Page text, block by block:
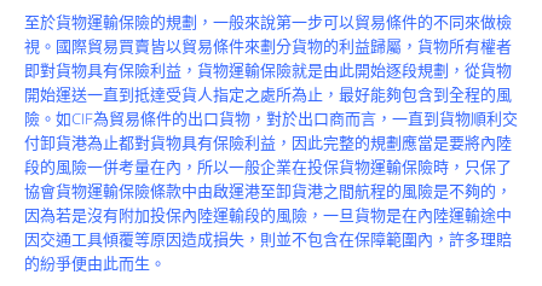
Service
火災保額
估算系統
商品簡介
Product
至於貨物運輸保險的規劃，一般來說第一步可以貿易條件的不同來做檢
視。國際貿易買賣皆以貿易條件來劃分貨物的利益歸屬，貨物所有權者
即對貨物具有保險利益，貨物運輸保險就是由此開始逐段規劃，從貨物
開始運送一直到抵達受貨人指定之處所為止，最好能夠包含到全程的風
險。如CIF為貿易條件的出口貨物，對於出口商而言，一直到貨物順利交
付卸貨港為止都對貨物具有保險利益，因此完整的規劃應當是要將內陸
段的風險一併考量在內，所以一般企業在投保貨物運輸保險時，只保了
協會貨物運輸保險條款中由啟運港至卸貨港之間航程的風險是不夠的，
因為若是沒有附加投保內陸運輸段的風險，一旦貨物是在內陸運輸途中
因交通工具傾覆等原因造成損失，則並不包含在保障範圍內，許多理賠
的紛爭便由此而生。